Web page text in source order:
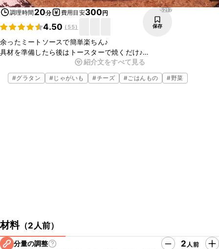
調理時間 20分 費用目安300円
4.50 ( 55)
5217
保存
余ったミートソースで簡単楽ちん♪
具材を準備したら後はトースターで焼くだけ♪
主食にもなり、ハーフサイズにすれば副菜にも！
パパッと簡単に調理していただけるので、昼食や夕食に、ぜひお試し
ください♪
紹介文をすべて見る
#グラタン #じゃがいも #チーズ #ごはんもの #野菜
材料（2人前）
分量の調整 2 人前